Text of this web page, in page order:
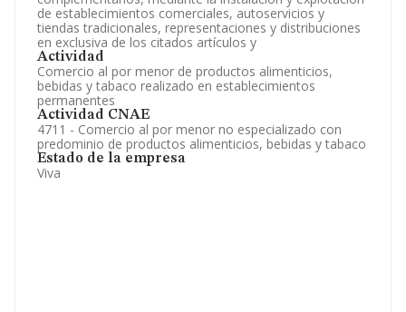
de establecimientos comerciales, autoservicios y
tiendas tradicionales, representaciones y distribuciones
en exclusiva de los citados artículos y
Actividad
Comercio al por menor de productos alimenticios,
bebidas y tabaco realizado en establecimientos
permanentes
Actividad CNAE
4711 - Comercio al por menor no especializado con
predominio de productos alimenticios, bebidas y tabaco
Estado de la empresa
Viva